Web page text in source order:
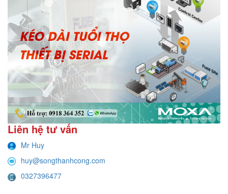
Liên hệ tư vấn
Mr Huy
huy@songthanhcong.com
0327396477